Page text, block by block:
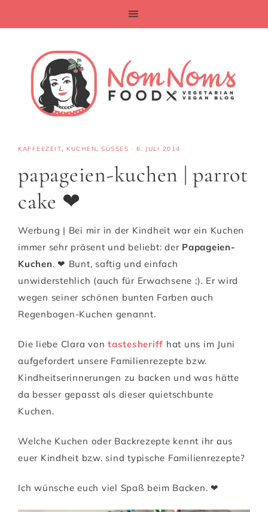
KAFFEEZEIT, KUCHEN, SÜSSES · 6. JULI 2014
papageien-kuchen | parrot
cake ❤
Werbung | Bei mir in der Kindheit war ein Kuchen
immer sehr präsent und beliebt: der Papageien-
Kuchen. ❤ Bunt, saftig und einfach
unwiderstehlich (auch für Erwachsene ;). Er wird
wegen seiner schönen bunten Farben auch
Regenbogen-Kuchen genannt.
Die liebe Clara von tastesheriff hat uns im Juni
aufgefordert unsere Familienrezepte bzw.
Kindheitserinnerungen zu backen und was hätte
da besser gepasst als dieser quietschbunte
Kuchen.
Welche Kuchen oder Backrezepte kennt ihr aus
euer Kindheit bzw. sind typische Familienrezepte?
Ich wünsche euch viel Spaß beim Backen. ❤